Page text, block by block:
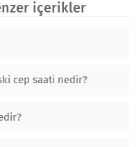
içerikler
cep saati nedir?